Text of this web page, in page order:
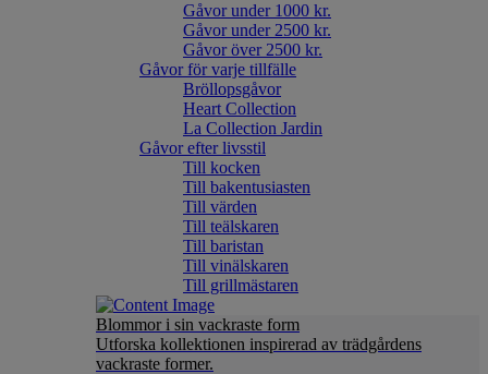
Gåvor under 1000 kr.
Gåvor under 2500 kr.
Gåvor över 2500 kr.
Gåvor för varje tillfälle
Bröllopsgåvor
Heart Collection
La Collection Jardin
Gåvor efter livsstil
Till kocken
Till bakentusiasten
Till värden
Till teälskaren
Till baristan
Till vinälskaren
Till grillmästaren
Blommor i sin vackraste form
Utforska kollektionen inspirerad av trädgårdens
vackraste former.